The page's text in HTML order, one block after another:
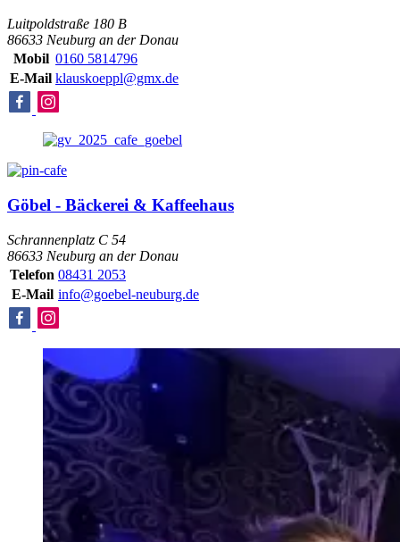
Luitpoldstraße 180 B
86633 Neuburg an der Donau
Mobil 0160 5814796
E-Mail klauskoeppl@gmx.de
Göbel - Bäckerei & Kaffeehaus
Schrannenplatz C 54
86633 Neuburg an der Donau
Telefon 08431 2053
E-Mail info@goebel-neuburg.de